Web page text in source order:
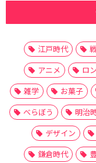
江戸時代
アニメ
ロ
雑学
お菓子
べらぼう
明治
デザイン
鎌倉時代